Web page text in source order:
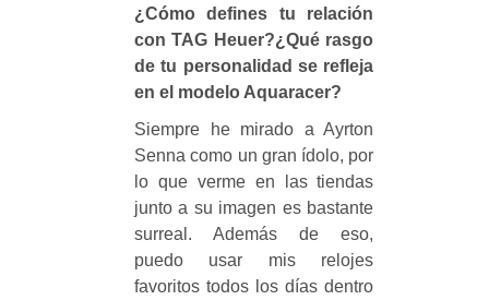
¿Cómo defines tu relación
con TAG Heuer?¿Qué rasgo
de tu personalidad se refleja
en el modelo Aquaracer?
Siempre he mirado a Ayrton
Senna como un gran ídolo, por
lo que verme en las tiendas
junto a su imagen es bastante
surreal. Además de eso,
puedo usar mis relojes
favoritos todos los días dentro